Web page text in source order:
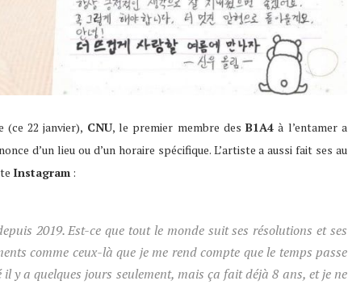
(ce 22 janvier), CNU, le premier membre desB1A4 à l’entamer a
d’un lieu ou d’un horaire spécifique. L’artiste a aussi fait ses au
Instagram :
2019. Est-ce que tout le monde suit ses résolutions et ses
comme ceux-là que je me rend compte que le temps passe
y a quelques jours seulement, mais ça fait déjà 8 ans, et je ne